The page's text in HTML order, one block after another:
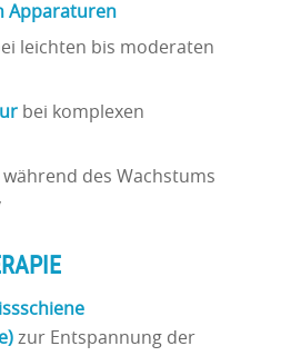
Apparaturen
leichten bis moderaten
bei komplexen
des Wachstums
zur Entspannung der